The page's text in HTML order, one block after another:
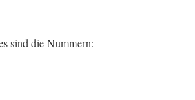
sind die Nummern: